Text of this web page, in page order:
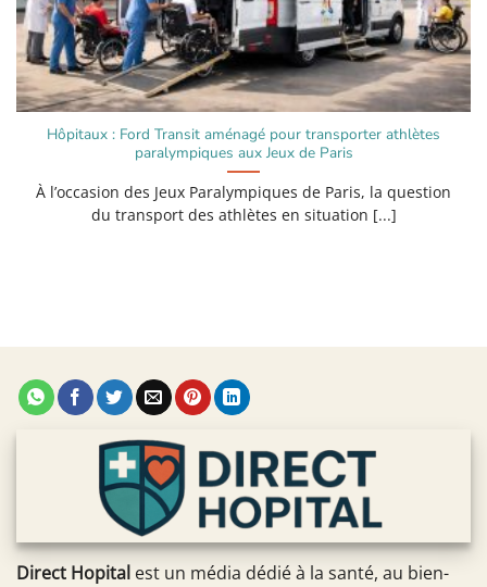
Hôpitaux : Ford Transit aménagé pour transporter athlètes
paralympiques aux Jeux de Paris
À l’occasion des Jeux Paralympiques de Paris, la question
du transport des athlètes en situation [...]
Direct Hopital est un média dédié à la santé, au bien-